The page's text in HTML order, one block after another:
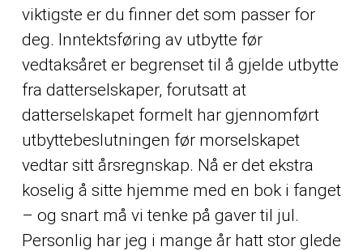
viktigste er du finner det som passer for
deg. Inntektsføring av utbytte før
vedtaksåret er begrenset til å gjelde utbytte
fra datterselskaper, forutsatt at
datterselskapet formelt har gjennomført
utbyttebeslutningen før mor­selskapet
vedtar sitt årsregnskap. Nå er det ekstra
koselig å sitte hjemme med en bok i fanget
– og snart må vi tenke på gaver til jul.
Personlig har jeg i mange år hatt stor glede